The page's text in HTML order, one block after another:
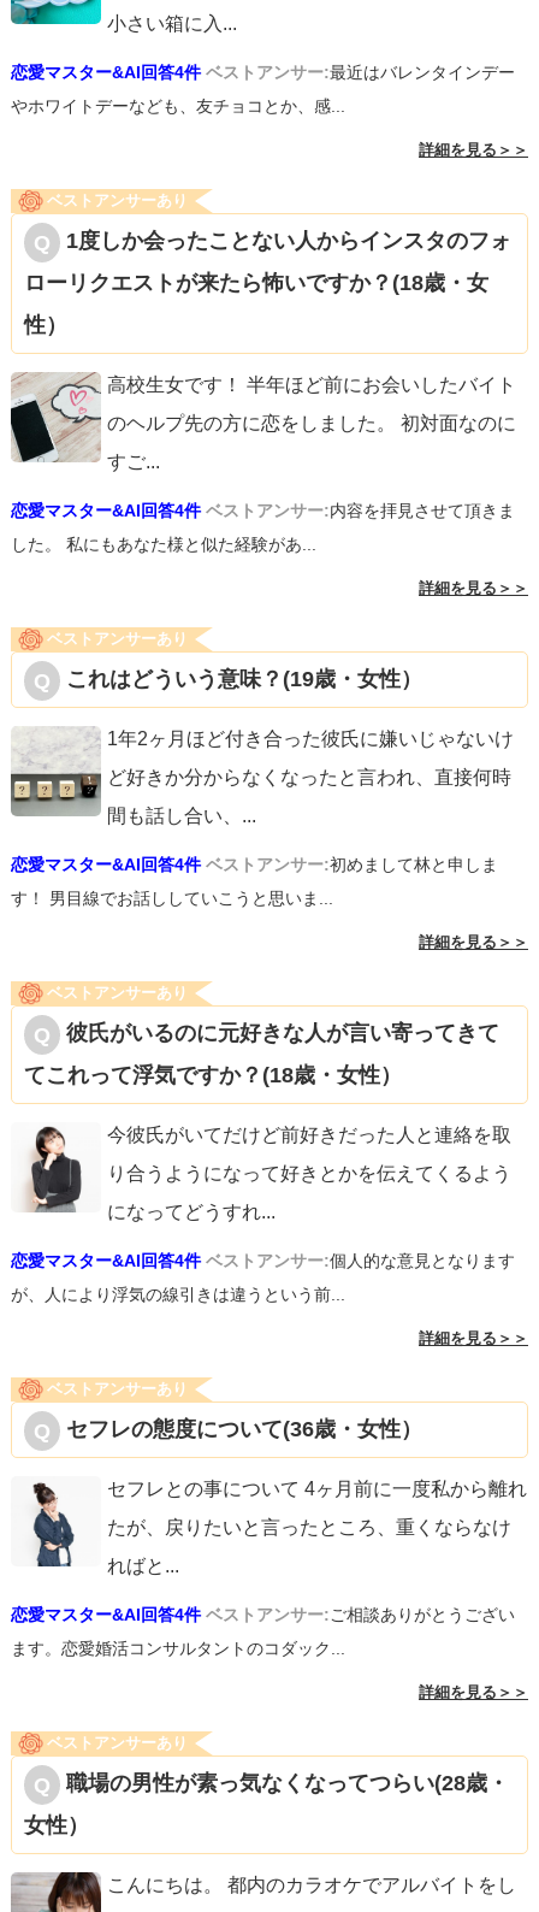
小さい箱に入 ...
恋愛マスター&AI回答4件 ベストアンサー:最近はバレンタインデー
やホワイトデーなども、友チョコとか、感...
詳細を見る＞＞
ベストアンサーあり
1度しか会ったことない人からインスタのフォ
ローリクエストが来たら怖いですか？(18歳・女
性）
高校生女です！ 半年ほど前にお会いしたバイト
のヘルプ先の方に恋をしました。 初対面なのに
すご...
恋愛マスター&AI回答4件 ベストアンサー:内容を拝見させて頂きま
した。 私にもあなた様と似た経験があ...
詳細を見る＞＞
ベストアンサーあり
これはどういう意味？(19歳・女性）
1年2ヶ月ほど付き合った彼氏に嫌いじゃないけ
ど好きか分からなくなったと言われ、直接何時
間も話し合い、 ...
恋愛マスター&AI回答4件 ベストアンサー:初めまして林と申しま
す！ 男目線でお話ししていこうと思いま...
詳細を見る＞＞
ベストアンサーあり
彼氏がいるのに元好きな人が言い寄ってきて
てこれって浮気ですか？(18歳・女性）
今彼氏がいてだけど前好きだった人と連絡を取
り合うようになって好きとかを伝えてくるよう
になってどうすれ...
恋愛マスター&AI回答4件 ベストアンサー:個人的な意見となります
が、人により浮気の線引きは違うという前...
詳細を見る＞＞
ベストアンサーあり
セフレの態度について(36歳・女性）
セフレとの事について 4ヶ月前に一度私から離れ
たが、戻りたいと言ったところ、重くならなけ
ればと ...
恋愛マスター&AI回答4件 ベストアンサー:ご相談ありがとうござい
ます。恋愛婚活コンサルタントのコダック...
詳細を見る＞＞
ベストアンサーあり
職場の男性が素っ気なくなってつらい(28歳・
女性）
こんにちは。 都内のカラオケでアルバイトをし